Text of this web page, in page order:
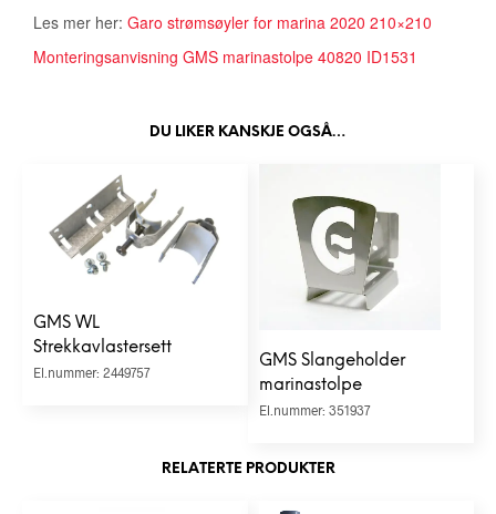
Les mer her: Garo strømsøyler for marina 2020 210×210
Monteringsanvisning GMS marinastolpe 40820 ID1531
DU LIKER KANSKJE OGSÅ…
GMS WL
Strekkavlastersett
El.nummer: 2449757
GMS Slangeholder
marinastolpe
El.nummer: 351937
RELATERTE PRODUKTER